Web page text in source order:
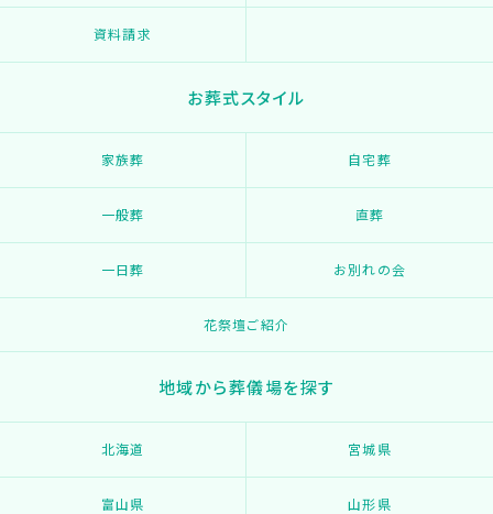
資料請求
お葬式スタイル
家族葬 自宅葬
一般葬 直葬
一日葬 お別れの会
花祭壇ご紹介
地域から葬儀場を探す
北海道 宮城県
富山県 山形県